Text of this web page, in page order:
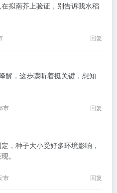
拟南芥上验证，别告诉我水稻
回复
解，这步骤听着挺关键，想知
市 回复
，种子大小受好多环境影响，
。
市 回复